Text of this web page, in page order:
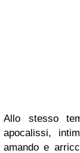
Allo stesso
apocalissi,
amando e